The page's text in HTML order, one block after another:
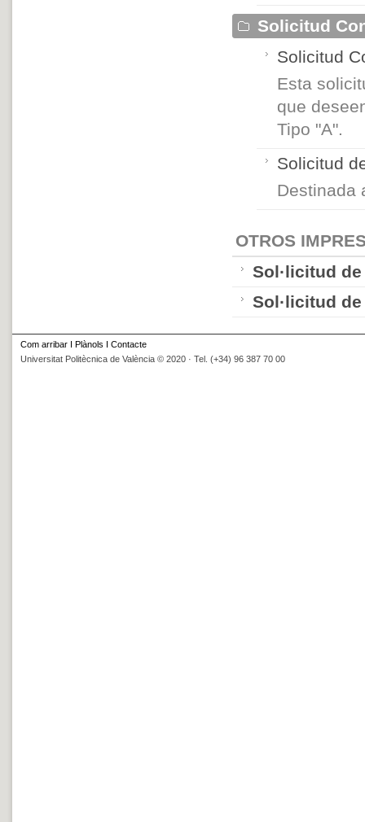
Solicitud
Solicitud
Esta
que
Tipo "A".
Solicitud
Destinada
OTROS
Sol·licitud
Sol·licitud
Com arribar I Plànols I Contacte
Universitat Politècnica de València © 2020 · Tel. (+34) 96 387 70 00